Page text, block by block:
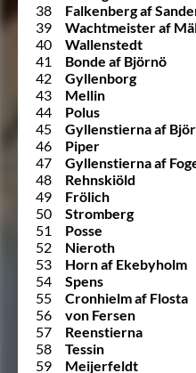
38
Falkenberg af
39
Wachtmeister af
40
Wallenstedt
41
Bonde af Björnö
42
Gyllenborg
43
Mellin
44
Polus
45
Gyllenstierna af
46
Piper
47
Gyllenstierna af
48
Rehnskiöld
49
Frölich
50
Stromberg
51
Posse
52
Nieroth
53
Horn af Ekebyholm
54
Spens
55
Cronhielm af Flosta
56
von Fersen
57
Reenstierna
58
Tessin
59
Meijerfeldt